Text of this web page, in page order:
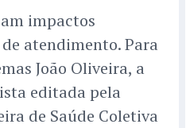
impactos
atendimento. Para
João Oliveira, a
editada pela
de Saúde Coletiva